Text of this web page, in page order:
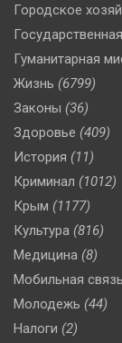
Городское
Гуманитарная
Жизнь (6799)
Законы (36)
Здоровье (409)
История (11)
Криминал (1012)
Крым (1177)
Культура (816)
Медицина (8)
Мобильная связь
Молодежь (44)
Налоги (2)